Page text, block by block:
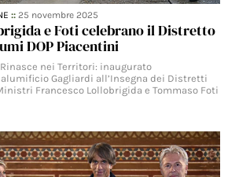
::25 novembre 2025
e Foti celebrano il Distretto
DOP Piacentini
nei Territori: inaugurato
Gagliardi all’Insegna dei Distretti
Francesco Lollobrigida e Tommaso Foti